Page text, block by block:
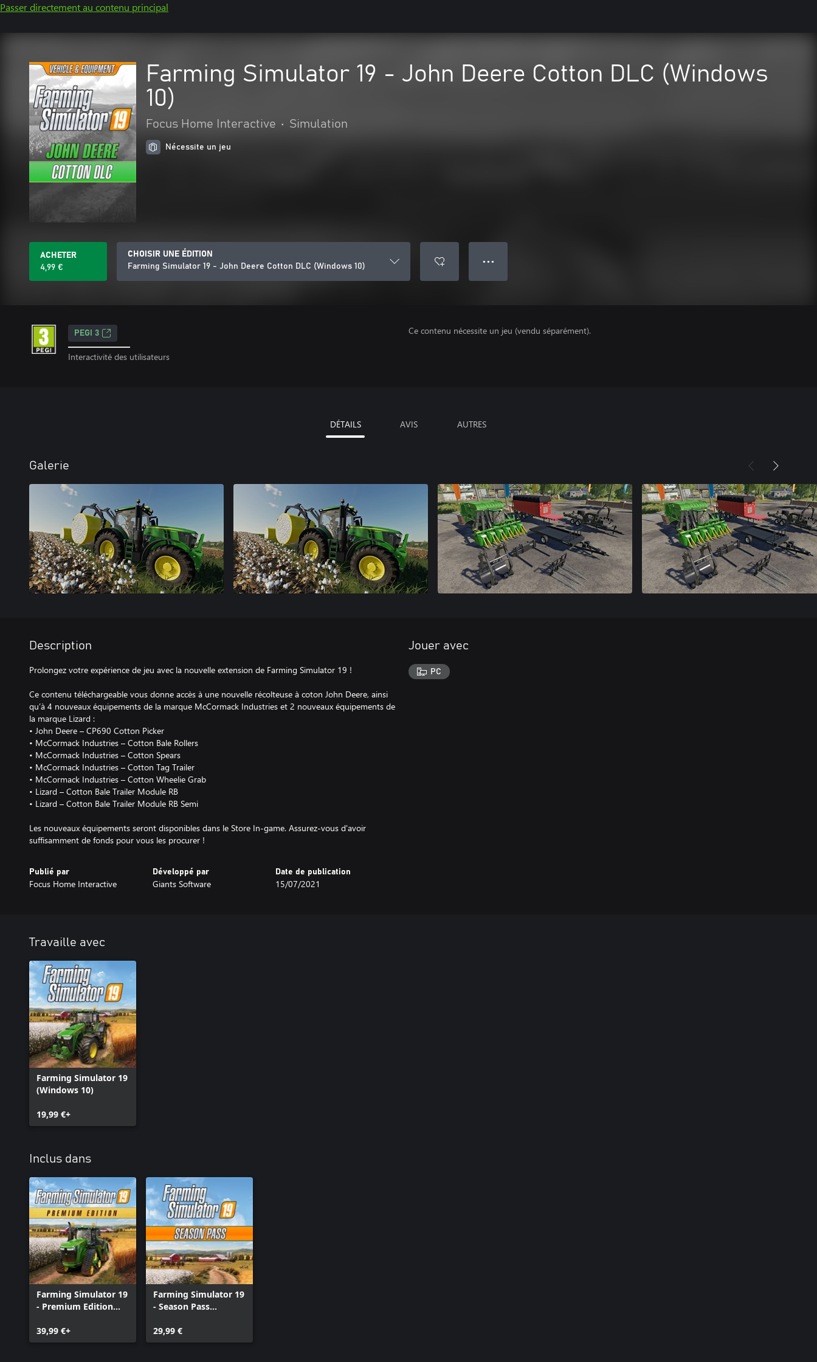
Passer directement au contenu principal
Farming Simulator 19 - John Deere Cotton DLC (Windows
10)
Focus Home Interactive • Simulation
Nécessite un jeu
ACHETER
4,99 €
CHOISIR UNE ÉDITION
Farming Simulator 19 - John Deere Cotton DLC (Windows 10)
● ● ●
PEGI 3
Interactivité des utilisateurs
Ce contenu nécessite un jeu (vendu séparément).
DÉTAILS AVIS AUTRES
Galerie
Description
Prolongez votre expérience de jeu avec la nouvelle extension de Farming Simulator 19 !
Ce contenu téléchargeable vous donne accès à une nouvelle récolteuse à coton John Deere, ainsi
qu’à 4 nouveaux équipements de la marque McCormack Industries et 2 nouveaux équipements de
la marque Lizard :
• John Deere – CP690 Cotton Picker
• McCormack Industries – Cotton Bale Rollers
• McCormack Industries – Cotton Spears
• McCormack Industries – Cotton Tag Trailer
• McCormack Industries – Cotton Wheelie Grab
• Lizard – Cotton Bale Trailer Module RB
• Lizard – Cotton Bale Trailer Module RB Semi
Les nouveaux équipements seront disponibles dans le Store In-game. Assurez-vous d'avoir
suffisamment de fonds pour vous les procurer !
Publié par
Focus Home Interactive
Développé par
Giants Software
Date de publication
15/07/2021
Jouer avec
PC
Travaille avec
Farming Simulator 19
(Windows 10)
19,99 €+
Inclus dans
Farming Simulator 19
- Premium Edition
39,99 €+
Farming Simulator 19
- Season Pass
29,99 €